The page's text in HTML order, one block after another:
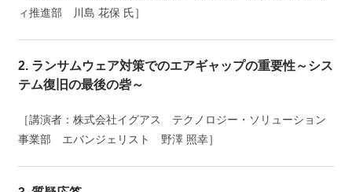
ィ推進部 川島 花保 氏］
2. ランサムウェア対策でのエアギャップの重要性～シス
テム復旧の最後の砦～
［講演者：株式会社イグアス テクノロジー・ソリューション
事業部 エバンジェリスト 野澤 照幸］